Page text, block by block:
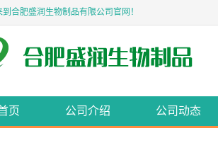
合肥盛润生物制品有限公司官网！
页 公司介绍 公司动态